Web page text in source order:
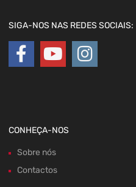
SIGA-NOS NAS REDES SOCIAIS:
CONHEÇA-NOS
Sobre nós
Contactos